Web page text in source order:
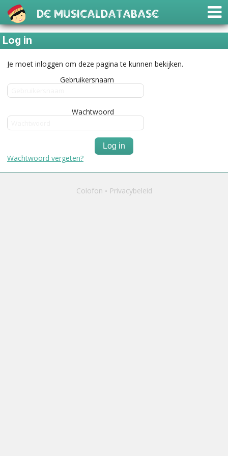
De Musicaldatabase
Log in
Je moet inloggen om deze pagina te kunnen bekijken.
Gebruikersnaam
Wachtwoord
Log in
Wachtwoord vergeten?
Colofon Privacybeleid